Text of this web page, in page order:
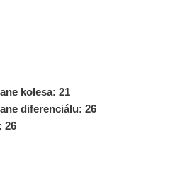
kolesa: 21
diferenciálu: 26
26